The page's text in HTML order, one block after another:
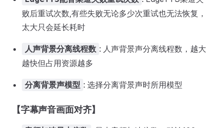
败后重试次数,有些失败无论多少次重试也无法恢复，
太大只会延长耗时
人声背景分离线程数 : 人声背景声分离线程数，越大
越快但占用资源越多
分离背景声模型 : 选择分离背景声时所用模型
【字幕声音画面对齐】